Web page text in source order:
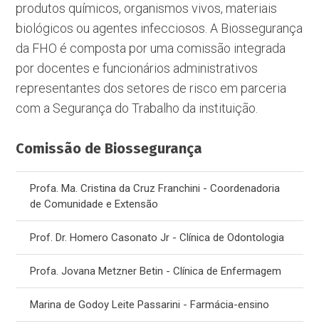
produtos químicos, organismos vivos, materiais
biológicos ou agentes infecciosos. A Biossegurança
da FHO é composta por uma comissão integrada
por docentes e funcionários administrativos
representantes dos setores de risco em parceria
com a Segurança do Trabalho da instituição.
Comissão de Biossegurança
Profa. Ma. Cristina da Cruz Franchini - Coordenadoria
de Comunidade e Extensão
Prof. Dr. Homero Casonato Jr - Clínica de Odontologia
Profa. Jovana Metzner Betin - Clínica de Enfermagem
Marina de Godoy Leite Passarini - Farmácia-ensino